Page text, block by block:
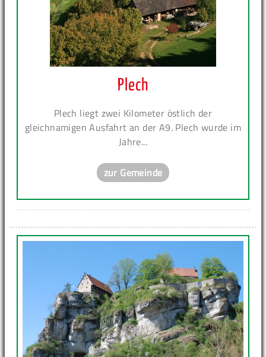
Plech
Plech liegt zwei Kilometer östlich der
gleichnamigen Ausfahrt an der A9. Plech wurde im
Jahre...
zur Gemeinde